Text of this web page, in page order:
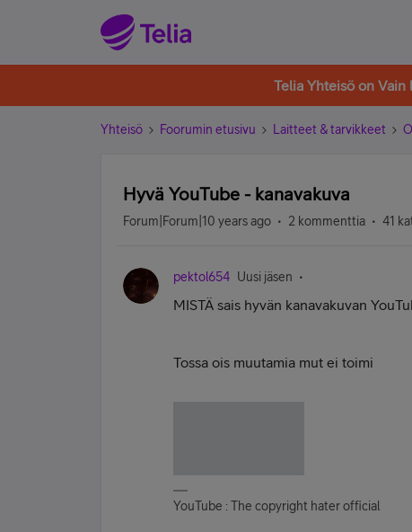
Telia Yhteisö on Vain
Yhteisö Foorumin etusivu Laitteet & tarvikkeet
Hyvä YouTube - kanavakuva
Forum|Forum|10 years ago 2 kommenttia 41
pektol654 Uusi jäsen
MISTÄ sais hyvän kanavakuvan
Tossa ois muutamia mut ei toimi
YouTube : The copyright hater official